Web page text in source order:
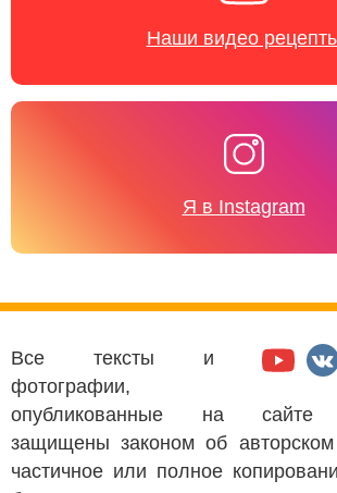
Наши видео
Я в Instagram
Все тексты и
фотографии,
опубликованные на сайте
защищены законом об
частичное или полное